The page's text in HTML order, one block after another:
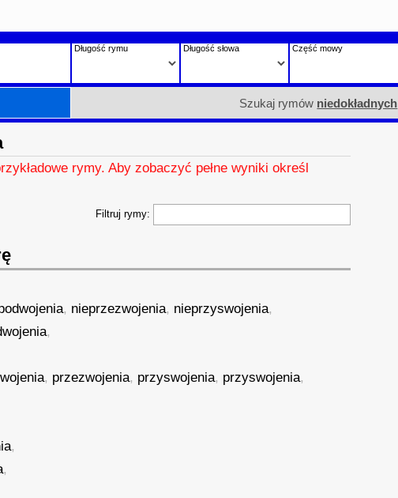
Długość rymu Długość słowa Część mowy
Szukaj rymów niedokładnych
rymy. Aby zobaczyć pełne wyniki określ
Filtruj rymy:
, nieprzezwojenia, nieprzyswojenia,
,
, przezwojenia, przyswojenia, przyswojenia,
,
,